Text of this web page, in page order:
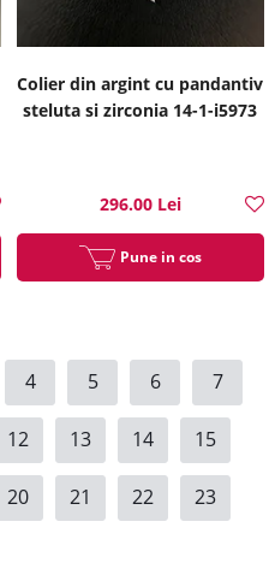
Colier din argint cu pandantiv
steluta si zirconia 14-1-i5973
296.00 Lei
Pune in cos
4 5 6 7
12 13 14 15
20 21 22 23